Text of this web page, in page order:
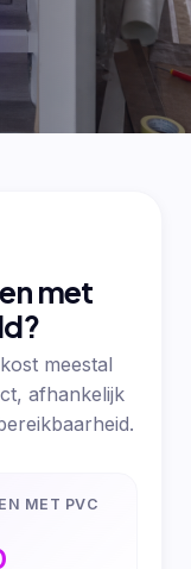
met
meestal
afhankelijk
MET PVC